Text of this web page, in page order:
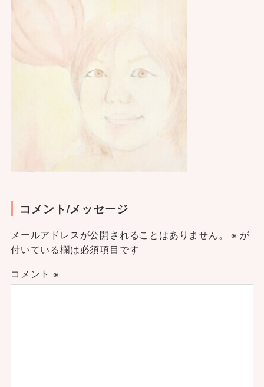
コメント/メッセージ
メールアドレスが公開されることはありません。 ※ が
付いている欄は必須項目です
コメント ※